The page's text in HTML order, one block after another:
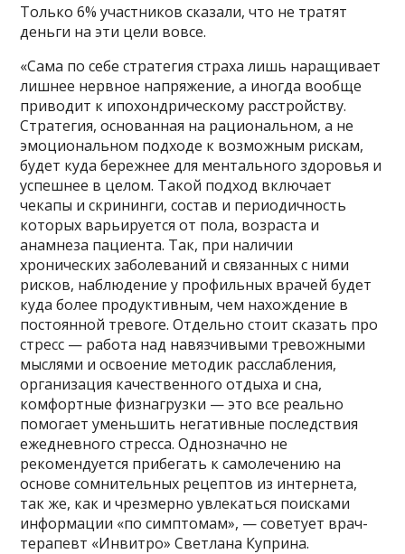
Только 6% участников сказали, что не тратят
деньги на эти цели вовсе.
«Сама по себе стратегия страха лишь наращивает
лишнее нервное напряжение, а иногда вообще
приводит к ипохондрическому расстройству.
Стратегия, основанная на рациональном, а не
эмоциональном подходе к возможным рискам,
будет куда бережнее для ментального здоровья и
успешнее в целом. Такой подход включает
чекапы и скрининги, состав и периодичность
которых варьируется от пола, возраста и
анамнеза пациента. Так, при наличии
хронических заболеваний и связанных с ними
рисков, наблюдение у профильных врачей будет
куда более продуктивным, чем нахождение в
постоянной тревоге. Отдельно стоит сказать про
стресс — работа над навязчивыми тревожными
мыслями и освоение методик расслабления,
организация качественного отдыха и сна,
комфортные физнагрузки — это все реально
помогает уменьшить негативные последствия
ежедневного стресса. Однозначно не
рекомендуется прибегать к самолечению на
основе сомнительных рецептов из интернета,
так же, как и чрезмерно увлекаться поисками
информации «по симптомам», — советует врач-
терапевт «Инвитро» Светлана Куприна.